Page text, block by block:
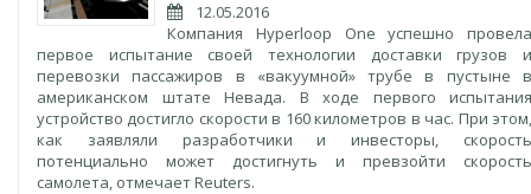
12.05.2016
Компания Hyperloop One успешно провела
первое испытание своей технологии доставки грузов и
перевозки пассажиров в «вакуумной» трубе в пустыне в
американском штате Невада. В ходе первого испытания
устройство достигло скорости в 160 километров в час. При этом,
как заявляли разработчики и инвесторы, скорость
потенциально может достигнуть и превзойти скорость
самолета, отмечает Reuters.